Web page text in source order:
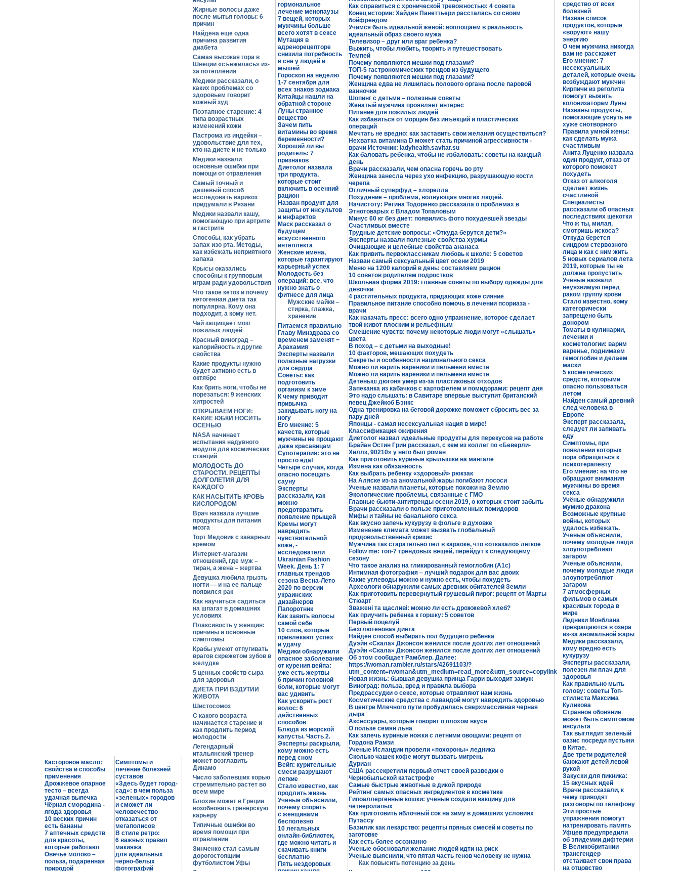
Жирные волосы даже
после мытья головы: 6
причин
Найдена еще одна
причина развития
диабета
Самая высокая гора в
Швеции «съежилась» из-
за потепления
Медики рассказали, о
каких проблемах со
здоровьем говорит
кожный зуд
Поэтапное старение: 4
типа возрастных
изменений кожи
Пастрома из индейки –
удовольствие для тех,
кто на диете и не только
Медики назвали
основные ошибки при
помощи от отравления
Самый точный и
дешевый способ
исследовать варикоз
придумали в Рязани
Медики назвали кашу,
помогающую при артрите
и гастрите
Способы, как убрать
запах изо рта. Методы,
как избежать неприятного
запаха
Крысы оказались
способны к групповым
играм ради удовольствия
Что такое кетоз и почему
кетогенная диета так
популярна. Кому она
подходит, а кому нет.
Чай защищает мозг
пожилых людей
Красный виноград –
калорийность и другие
свойства
Какие продукты нужно
будет активно есть в
октябре
Как брить ноги, чтобы не
порезаться: 9 женских
хитростей
ОТКРЫВАЕМ НОГИ:
КАКИЕ ЮБКИ НОСИТЬ
ОСЕНЬЮ
NASA начинает
испытания надувного
модуля для космических
станций
МОЛОДОСТЬ ДО
СТАРОСТИ. РЕЦЕПТЫ
ДОЛГОЛЕТИЯ ДЛЯ
КАЖДОГО
КАК НАСЫТИТЬ КРОВЬ
КИСЛОРОДОМ
Врач назвала лучшие
продукты для питания
мозга
Торт Медовик с заварным
кремом
Интернет-магазин
отношений, где муж –
тиран, а жена – жертва
Девушка любила грызть
ногти — и на ее пальце
появился рак
Как научиться садиться
на шпагат в домашних
условиях
Плаксивость у женщин:
причины и основные
симптомы
Крабы умеют отпугивать
врагов скрежетом зубов в
желудке
5 ценных свойств сыра
для здоровья
ДИЕТА ПРИ ВЗДУТИИ
ЖИВОТА
Шистосомоз
С какого возраста
начинается старение и
как продлить период
молодости
Легендарный
итальянский тренер
может возглавить
Динамо
Число заболевших корью
стремительно растет во
всем мире
Блохин может в Греции
возобновить тренерскую
карьеру
Типичные ошибки во
время помощи при
отравлении
Зинченко стал самым
дорогостоящим
футболистом Уфы
гормональное
лечение менопаузы
7 вещей, которых
мужчины больше
всего хотят в сексе
Мутация в
адренорецепторе
снизила потребность
в сне у людей и
мышей
Гороскоп на неделю
1-7 сентября для
всех знаков зодиака
Китайцы нашли на
обратной стороне
Луны странное
вещество
Зачем пить
витамины во время
беременности?
Хороший ли вы
родитель: 7
признаков
Диетолог назвала
три продукта,
которые стоит
включить в осенний
рацион
Назван продукт для
защиты от инсультов
и инфарктов
Маск рассказал о
будущем
искусственного
интеллекта
Женские имена,
которые гарантируют
карьерный успех
Молодость без
операций: все, что
нужно знать о
фитнесе для лица
Мужские майки –
стирка, глажка,
хранение
Питаемся правильно
Главу Минздрава со
временем заменят −
Арахамия
Эксперты назвали
полезные нагрузки
для сердца
Советы: как
подготовить
организм к зиме
К чему приводит
привычка
закидывать ногу на
ногу
Его мнение: 5
качеств, которые
мужчины не прощают
даже красавицам
Супотерапия: это не
просто еда!
Четыре случая, когда
опасно посещать
сауну
Эксперты
рассказали, как
можно
предотвратить
появление прыщей
Кремы могут
навредить
чувствительной
коже, -
исследователи
Ukrainian Fashion
Week. День 1: 7
главных трендов
сезона Весна-Лето
2020 по версии
украинских
дизайнеров
Папоротник
Как завить волосы
самой себе
10 слов, которые
привлекают успех
и удачу
Медики обнаружили
опасное заболевание
от курения вейпа:
уже есть жертвы
6 причин головной
боли, которые могут
вас удивить
Как ускорить рост
волос: 6
действенных
способов
Блюда из морской
капусты. Часть 2.
Эксперты раскрыли,
кому можно есть
перед сном
Вейп: курительные
смеси разрушают
легкие
Стало известно, как
продлить жизнь
Ученые объяснили,
почему спорить
с женщинами
бесполезно
10 легальных
онлайн-библиотек,
где можно читать и
скачивать книги
бесплатно
Пять нездоровых
Как справиться с хронической тревожностью: 4 совета
Конец истории: Хайден Панеттьери рассталась со своим
бойфрендом
Учимся быть идеальной женой: воплощаем в реальность
идеальный образ своего мужа
Телевизор – друг или враг ребенка?
Выжить, чтобы любить, творить и путешествовать
Темпей
Почему появляются мешки под глазами?
ТОП-5 гастрономических трендов из будущего
Почему появляются мешки под глазами?
Женщина едва не лишилась полового органа после паровой
ванночки
Шопинг с детьми – полезные советы
Женатый мужчина проявляет интерес
Питание для пожилых людей
Как избавиться от морщин без инъекций и пластических
операций
Мечтать не вредно: как заставить свои желания осуществиться?
Нехватка витамина D может стать причиной агрессивности -
врачи Источник: ladyhealth.savitar.su
Как баловать ребенка, чтобы не избаловать: советы на каждый
день
Врачи рассказали, чем опасна горечь во рту
Женщина занесла через ухо инфекцию, разрушающую кости
черепа
Отличный суперфуд – хлорелла
Похудение – проблема, волнующая многих людей.
Начистоту: Регина Тодоренко рассказала о проблемах в
Этнотоварых с Владом Топаловым
Минус 60 кг без диет: появились фото похудевшей звезды
Счастливых вместе
Трудные детские вопросы: «Откуда берутся дети?»
Эксперты назвали полезные свойства хурмы
Очищающие и целебные свойства ананаса
Как привить первоклассникам любовь к школе: 5 советов
Назван самый сексуальный цвет осени 2019
Меню на 1200 калорий в день: составляем рацион
10 советов родителям подростков
Школьная форма 2019: главные советы по выбору одежды для
девочки
4 растительных продукта, придающих коже сияние
Правильное питание способно помочь в лечении псориаза -
врачи
Как накачать пресс: всего одно упражнение, которое сделает
твой живот плоским и рельефным
Смешение чувств: почему некоторые люди могут «слышать»
цвета
В поход – с детьми на выходные!
10 факторов, мешающих похудеть
Секреты и особенности национального секса
Можно ли варить вареники и пельмени вместе
Можно ли варить вареники и пельмени вместе
Детеныш дюгоня умер из-за пластиковых отходов
Запеканка из кабачков с картофелем и помидорами: рецепт дня
Это надо слышать: в Савитаре впервые выступит британский
певец Джейкоб Бэнкс
Одна тренировка на беговой дорожке поможет сбросить вес за
пару дней
Японцы - самая несексуальная нация в мире!
Классификация ожирения
Диетолог назвал идеальные продукты для перекусов на работе
Брайан Остин Грин рассказал, с кем из коллег по «Беверли-
Хиллз, 90210» у него был роман
Как приготовить куриные крылышки на мангале
Измена как обязанность
Как выбрать ребенку «здоровый» рюкзак
На Аляске из-за аномальной жары погибают лососи
Ученые назвали планеты, которые похожи на Землю
Экологические проблемы, связанные с ГМО
Главные бьюти-антитренды осени 2019, о которых стоит забыть
Врачи рассказали о пользе приготовленных помидоров
Мифы и тайны не банального секса
Как вкусно запечь кукурузу в фольге в духовке
Изменение климата может вызвать глобальный
продовольственный кризис
Мужчина так старательно пел в караоке, что «отказало» легкое
Follow me: топ-7 трендовых вещей, перейдут к следующему
сезону
Что такое анализ на гликированный гемоглобин (А1с)
Интимная фотография – лучший подарок для вас двоих
Какие углеводы можно и нужно есть, чтобы похудеть
Археологи обнаружили самых древних обитателей Земли
Как приготовить перевернутый грушевый пирог: рецепт от Марты
Стюарт
Зважені та щасливі: можно ли есть дрожжевой хлеб?
Как приучить ребенка к горшку: 5 советов
Первый поцелуй
Безглютеновая диета
Найден способ выбирать пол будущего ребенка
Дуэйн «Скала» Джонсон женился после долгих лет отношений
Дуэйн «Скала» Джонсон женился после долгих лет отношений
Об этом сообщает Рамблер. Далее:
https://woman.rambler.ru/stars/42691103/?
utm_content=rwoman&utm_medium=read_more&utm_source=copylink
Новая жизнь: бывшая девушка принца Гарри выходит замуж
Виноград: польза, вред и правила выбора
Предрассудки о сексе, которые отравляют нам жизнь
Косметические средства с лавандой могут навредить здоровью
В центре Млечного пути пробудилась сверхмассивная черная
дыра
Аксессуары, которые говорят о плохом вкусе
О пользе семян льна
Как запечь куриные ножки с летними овощами: рецепт от
Гордона Рамзи
Ученые Исландии провели «похороны» ледника
Сколько чашек кофе могут вызвать мигрень
Дуриан
США рассекретили первый отчет своей разведки о
Чернобыльской катастрофе
Самые быстрые животные в дикой природе
Рейтинг самых опасных ингредиентов в косметике
Гипоаллергенные кошки: ученые создали вакцину для
четверолапых
Как приготовить яблочный сок на зиму в домашних условиях
Путассу
Базилик как лекарство: рецепты пряных смесей и советы по
заготовке
Как есть более осознанно
Ученые обосновали желание людей идти на риск
Ученые выяснили, что пятая часть генов человеку не нужна
Как повысить потенцию за день
средство от всех
болезней
Назван список
продуктов, которые
«воруют» нашу
энергию
О чем мужчина никогда
вам не расскажет
Его мнение: 7
несексуальных
деталей, которые очень
возбуждают мужчин
Кирпичи из реголита
помогут выжить
колонизаторам Луны
Названы продукты,
помогающие уснуть не
хуже снотворного
Правила умной жены:
как сделать мужа
счастливым
Анита Луценко назвала
один продукт, отказ от
которого поможет
похудеть
Отказ от алкоголя
сделает жизнь
счастливой
Специалисты
рассказали об опасных
последствиях щекотки
Что ж ты, милая,
смотришь искоса?
Откуда берется
синдром стервозного
лица и как с ним жить
5 новых сериалов лета
2019, которые ты не
должна пропустить
Ученые назвали
неуязвимую перед
раком группу крови
Стало известно, кому
категорически
запрещено быть
донором
Томаты в кулинарии,
лечении и
косметологии: варим
варенье, поднимаем
гемоглобин и делаем
маски
5 косметических
средств, которыми
опасно пользоваться
летом
Найден самый древний
след человека в
Европе
Эксперт рассказала,
следует ли запивать
еду
Симптомы, при
появлении которых
пора обращаться к
психотерапевту
Его мнение: на что не
обращают внимания
мужчины во время
секса
Учёные обнаружили
мумию дракона
Возможные крупные
войны, которых
удалось избежать.
Ученые объяснили,
почему молодые люди
злоупотребляют
загаром
Ученые объяснили,
почему молодые люди
злоупотребляют
загаром
7 атмосферных
фильмов о самых
красивых города в
мире
Ледники Монблана
превращаются в озера
из-за аномальной жары
Медики рассказали,
кому вредно есть
кукурузу
Эксперты рассказали,
полезен ли плач для
здоровья
Как правильно мыть
голову: советы Топ-
стилиста Максима
Куликова
Странное обоняние
может быть симптомом
инсульта
Так выглядит зеленый
оазис посреди пустыни
в Китае.
Две трети родителей
баюкают детей левой
рукой
Закуски для пикника:
15 вкусных идей
Врачи рассказали, к
чему приводят
разговоры по телефону
Эти простые
упражнения помогут
натренировать память
Уфцев предупредили
об эпидемии дифтерии
В Великобритании
трансгендер
отстаивает свои права
на отцовство
Касторовое масло:
свойства и способы
применения
Дрожжевое опарное
тесто – всегда
удачная выпечка
Чёрная смородина -
ягода здоровья
10 веских причин
есть бананы
7 аптечных средств
для красоты,
которые работают
Овечье молоко –
польза, подаренная
природой
Симптомы и
лечение болезней
суставов
«Здесь будет город-
сад»: в чем польза
«зеленых» городов
и сможет ли
человечество
отказаться от
мегаполисов
В стиле ретро:
6 важных правил
макияжа
для идеальных
черно-белых
фотографий